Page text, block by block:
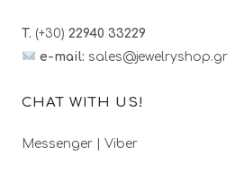
T. (+30) 22940 33229
e-mail: sales@jewelryshop.gr
CHAT WITH US!
Messenger Viber